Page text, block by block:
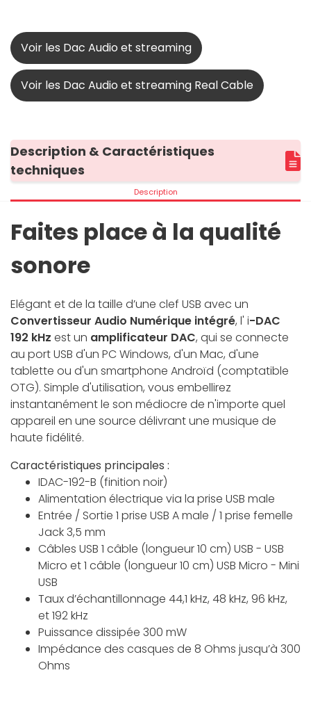
Voir les Dac Audio et streaming
Voir les Dac Audio et streaming Real Cable
Description & Caractéristiques
techniques
Description
Faites place à la qualité
sonore
Elégant et de la taille d’une clef USB avec un
Convertisseur Audio Numérique intégré, l' i-DAC
192 kHz est un amplificateur DAC, qui se connecte
au port USB d'un PC Windows, d'un Mac, d'une
tablette ou d'un smartphone Androïd (comptatible
OTG). Simple d'utilisation, vous embellirez
instantanément le son médiocre de n'importe quel
appareil en une source délivrant une musique de
haute fidélité.
Caractéristiques principales :
IDAC-192-B (finition noir)
Alimentation électrique via la prise USB male
Entrée / Sortie 1 prise USB A male / 1 prise femelle
Jack 3,5 mm
Câbles USB 1 câble (longueur 10 cm) USB - USB
Micro et 1 câble (longueur 10 cm) USB Micro - Mini
USB
Taux d’échantillonnage 44,1 kHz, 48 kHz, 96 kHz,
et 192 kHz
Puissance dissipée 300 mW
Impédance des casques de 8 Ohms jusqu’à 300
Ohms